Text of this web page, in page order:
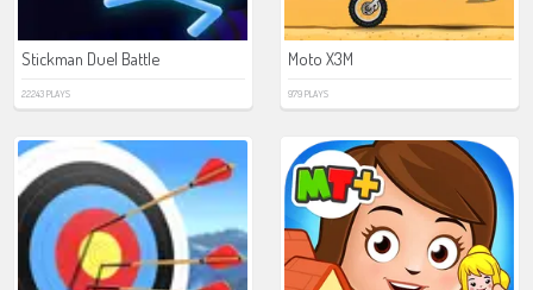
Stickman Duel Battle
22243 PLAYS
Moto X3M
979 PLAYS